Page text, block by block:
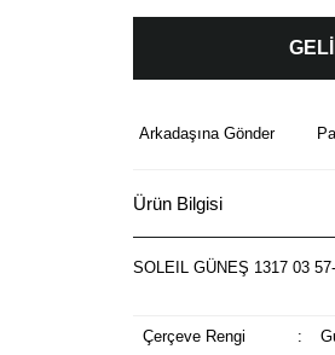
Arkadaşına Gönder
Ürün Bilgisi
SOLEIL GÜNEŞ 1317 03
Çerçeve Rengi :